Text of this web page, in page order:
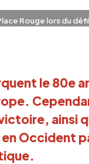
Rouge lors du
le 80e
ainsi
Occident